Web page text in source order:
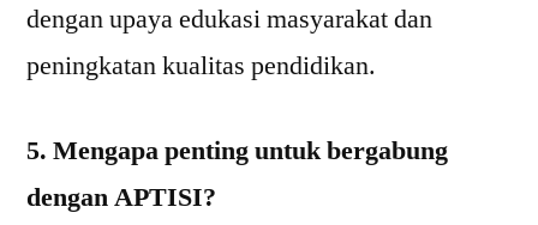
dengan upaya edukasi masyarakat dan
peningkatan kualitas pendidikan.
5. Mengapa penting untuk bergabung
dengan APTISI?